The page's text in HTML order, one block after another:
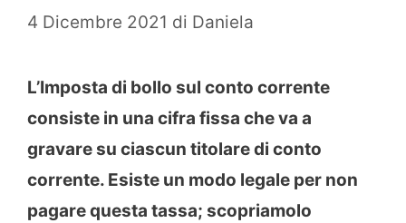
4 Dicembre 2021 di Daniela
L’Imposta di bollo sul conto corrente
consiste in una cifra fissa che va a
gravare su ciascun titolare di conto
corrente. Esiste un modo legale per non
pagare questa tassa; scopriamolo